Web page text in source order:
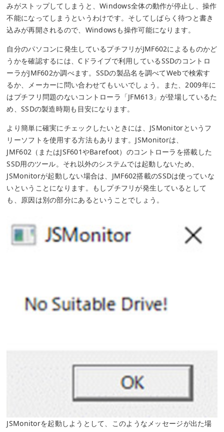
みがストップしてしまうと、Windows全体の動作が停止し、操作
不能になってしまうというわけです。そしてしばらく待つと書き
込みが再開されるので、Windowsも操作可能になります。
自分のパソコンに発生しているプチフリがJMF602によるものかど
うかを確認するには、Cドライブで利用しているSSDのコントロ
ーラがJMF602か調べます。SSDの製品名を調べてWebで検索す
るか、メーカーに問い合わせてもいいでしょう。また、2009年に
はプチフリ問題のないコントローラ「JFM613」が登場しているた
め、SSDの製造時期も目安になります。
より簡単に確実にチェックしたいときには、 JSMonitorというフ
リーソフトを使用する方法もあります。JSMonitorは、
JMF602（またはJSF601やBarefoot）のコントローラを搭載した
SSD用のツール。それ以外のシステムでは起動しないため、
JSMonitorが起動しない場合は、JMF602搭載のSSDは使っていな
いということになります。もしプチフリが発生しているとして
も、原因は別の部分にあるということでしょう。
JSMonitorを起動しようとして、このようなメッセージが出た場